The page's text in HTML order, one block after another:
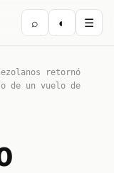
⌕ ◐ ☰
retornó
de un vuelo de